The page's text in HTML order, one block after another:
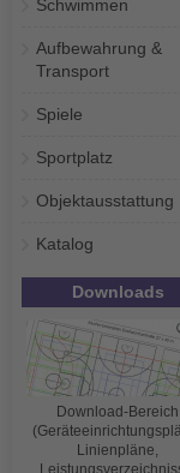
Schwimmen
Aufbewahrung &
Transport
Spiele
Sportplatz
Objektausstattung
Katalog
Downloads
Download-Bereich
Linienpläne,